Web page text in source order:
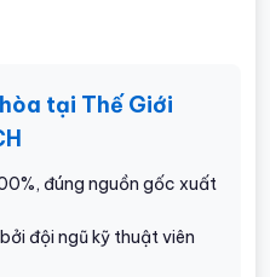
tại Thế Giới
đúng nguồn gốc xuất
đội ngũ kỹ thuật viên